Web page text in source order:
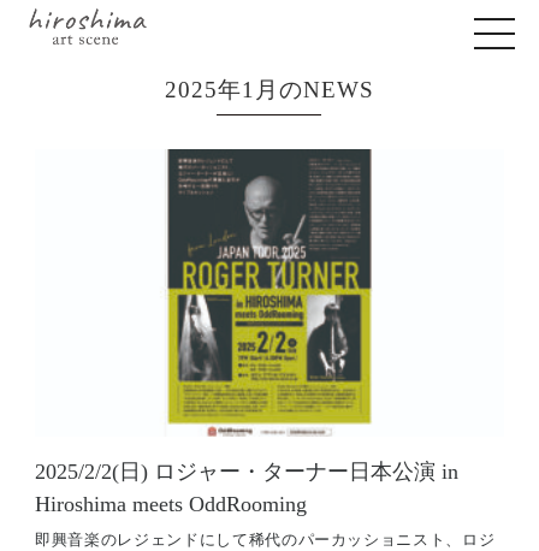
2025年1月のNEWS
2025/2/2(日) ロジャー・ターナー日本公演 in
Hiroshima meets OddRooming
即興音楽のレジェンドにして稀代のパーカッショニスト、ロジ